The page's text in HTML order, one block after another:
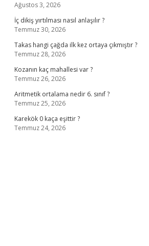
Ağustos 3, 2026
İç dikiş yırtılması nasıl anlaşılır ?
Temmuz 30, 2026
Takas hangi çağda ilk kez ortaya çıkmıştır ?
Temmuz 28, 2026
Kozanın kaç mahallesi var ?
Temmuz 26, 2026
Aritmetik ortalama nedir 6. sınıf ?
Temmuz 25, 2026
Karekök 0 kaça eşittir ?
Temmuz 24, 2026